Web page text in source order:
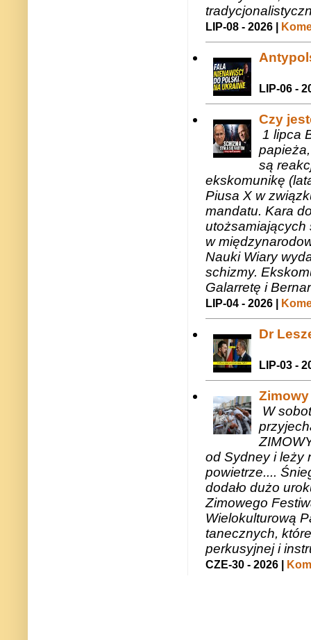
LIP-08 - 2026 |
LIP-06 -
Czy
1 lipca
są
ekskomunikę
Piusa X w
mandatu. Kara
utożsamiających
w
Nauki Wiary
schizmy.
Galarretę i
LIP-04 - 2026 |
Dr
LIP-03 -
W
od Sydney i leży
powietrze....
dodało dużo
Zimowego
Wielokulturową
tanecznych,
perkusyjnej i
CZE-30 - 2026 |